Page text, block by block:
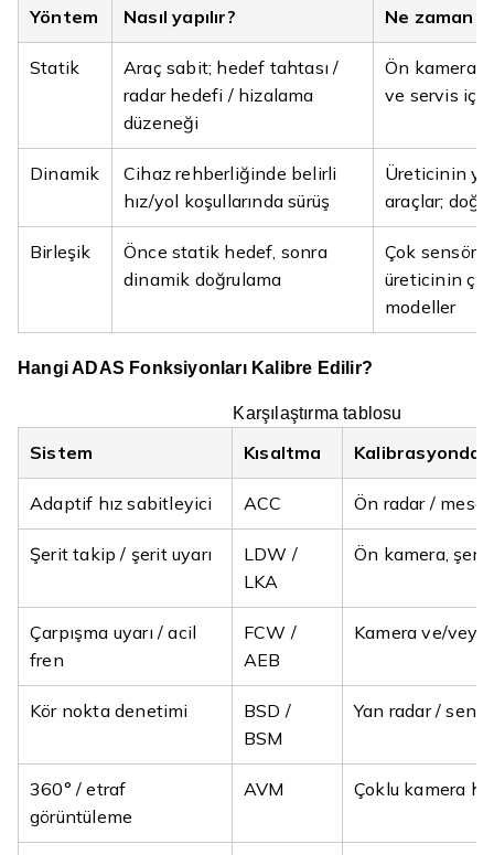
Yöntem Nasıl yapılır? Ne zaman
Statik
Araç sabit; hedef tahtası /
radar hedefi / hizalama
düzeneği
Ön kamera,
ve servis içi
Dinamik
Cihaz rehberliğinde belirli
hız/yol koşullarında sürüş
Üreticinin
araçlar;
Birleşik
Önce statik hedef, sonra
dinamik doğrulama
Çok
üreticinin
modeller
Hangi ADAS Fonksiyonları Kalibre Edilir?
Karşılaştırma tablosu
Sistem Kısaltma Kalibrasyonda
Adaptif hız sabitleyici ACC Ön radar /
Şerit takip / şerit uyarı
LDW /
LKA
Ön kamera,
Çarpışma uyarı / acil
fren
FCW /
AEB
Kamera ve/veya
Kör nokta denetimi
BSD /
BSM
Yan radar /
360° / etraf
görüntüleme
AVM Çoklu kamera